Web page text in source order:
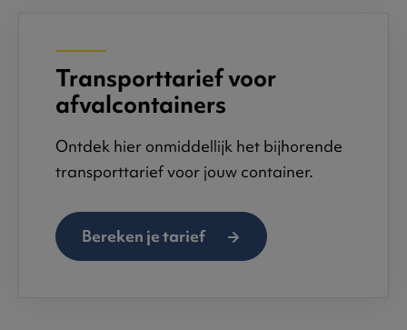
Transporttarief voor
afvalcontainers
Ontdek hier onmiddellijk het bijhorende
transporttarief voor jouw container.
Bereken je tarief